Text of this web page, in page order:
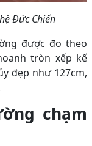
Đức Chiến
được đo theo
tròn xếp kế
đẹp như 127cm,
chạm